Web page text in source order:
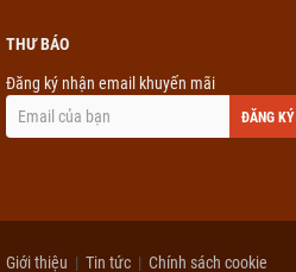
THƯ BÁO
Đăng ký nhận email khuyến mãi
ĐĂNG KÝ
Giới thiệu Tin tức Chính sách cookie